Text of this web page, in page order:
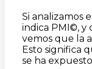
Si analizamos
indica PMI©, y
vemos que la
Esto significa
se ha